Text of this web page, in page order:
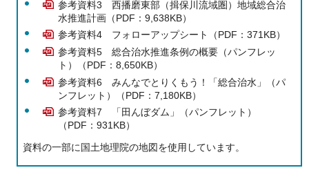
参考資料3 西播磨東部（揖保川流域圏）地域総合治
水推進計画（PDF：9,638KB）
参考資料4 フォローアップシート（PDF：371KB）
参考資料5 総合治水推進条例の概要（パンフレッ
ト）（PDF：8,650KB）
参考資料6 みんなでとりくもう！「総合治水」（パ
ンフレット）（PDF：7,180KB）
参考資料7 「田んぼダム」（パンフレット）
（PDF：931KB）
資料の一部に国土地理院の地図を使用しています。